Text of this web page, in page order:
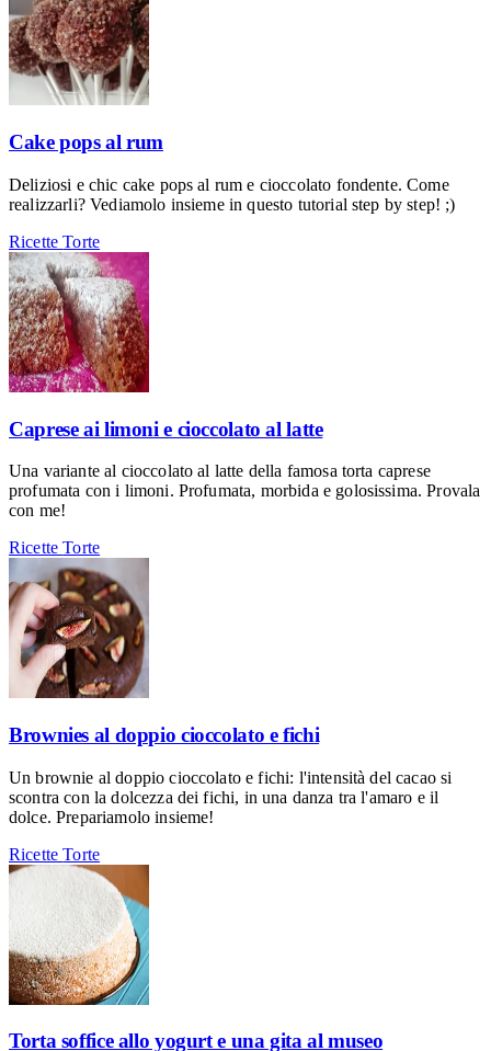
Cake pops al rum
Deliziosi e chic cake pops al rum e cioccolato fondente. Come
realizzarli? Vediamolo insieme in questo tutorial step by step! ;)
RicetteTorte
Caprese ai limoni e cioccolato al latte
Una variante al cioccolato al latte della famosa torta caprese
profumata con i limoni. Profumata, morbida e golosissima. Provala
con me!
RicetteTorte
Brownies al doppio cioccolato e fichi
Un brownie al doppio cioccolato e fichi: l'intensità del cacao si
scontra con la dolcezza dei fichi, in una danza tra l'amaro e il
dolce. Prepariamolo insieme!
RicetteTorte
Torta soffice allo yogurt e una gita al museo